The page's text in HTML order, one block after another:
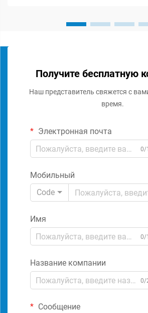
Получите бесплатную
Наш представитель свяжется с
время.
Электронная почта
0/
Мобильный
Code
Имя
0/
Название компании
0/
Сообщение